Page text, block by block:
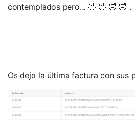
contemplados pero… 🤣 🤣 🤣 🤣 .
Os dejo la última factura con sus